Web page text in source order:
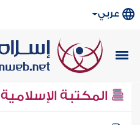
عربي
المكتبة الإسلامية